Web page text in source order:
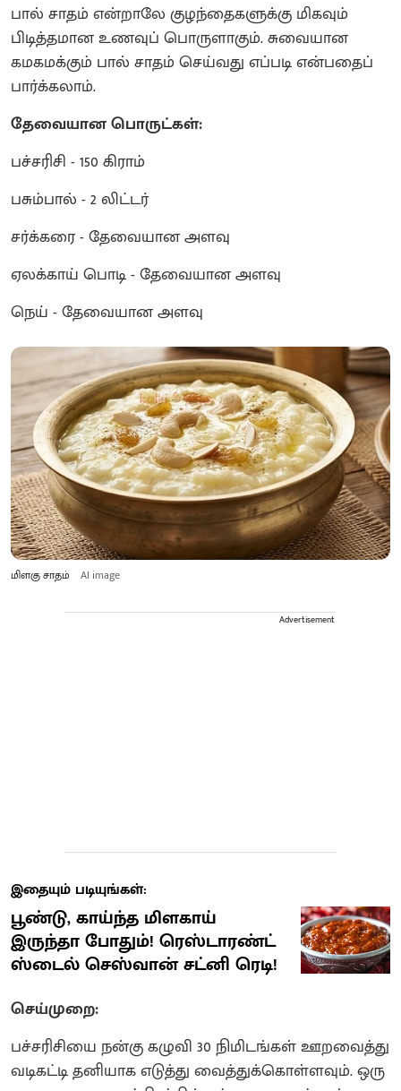
பால் சாதம் என்றாலே குழந்தைகளுக்கு மிகவும்
பிடித்தமான உணவுப் பொருளாகும். சுவையான
கமகமக்கும் பால் சாதம் செய்வது எப்படி என்பதைப்
பார்க்கலாம்.
தேவையான பொருட்கள்:
பச்சரிசி - 150 கிராம்
பசும்பால் - 2 லிட்டர்
சர்க்கரை - தேவையான அளவு
ஏலக்காய் பொடி - தேவையான அளவு
நெய் - தேவையான அளவு
மிளகு சாதம் AI image
Advertisement
இதையும் படியுங்கள்:
பூண்டு, காய்ந்த மிளகாய்
இருந்தா போதும்! ரெஸ்டாரண்ட்
ஸ்டைல் செஸ்வான் சட்னி ரெடி!
செய்முறை:
பச்சரிசியை நன்கு கழுவி 30 நிமிடங்கள் ஊறவைத்து
வடிகட்டி தனியாக எடுத்து வைத்துக்கொள்ளவும். ஒரு